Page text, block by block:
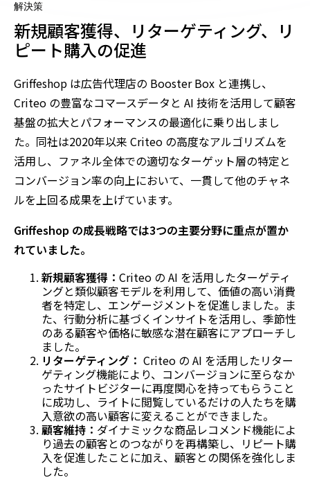
解決策
新規顧客獲得、リターゲティング、リ
ピート購入の促進
Griffeshop は広告代理店の Booster Box と連携し、
Criteo の豊富なコマースデータと AI 技術を活用して顧客
基盤の拡大とパフォーマンスの最適化に乗り出しまし
た。同社は2020年以来 Criteo の高度なアルゴリズムを
活用し、ファネル全体での適切なターゲット層の特定と
コンバージョン率の向上において、一貫して他のチャネ
ルを上回る成果を上げています。
Griffeshop の成長戦略では3つの主要分野に重点が置か
れていました。
新規顧客獲得： Criteo の AI を活用したターゲティ
ングと類似顧客モデルを利用して、価値の高い消費
者を特定し、エンゲージメントを促進しました。ま
た、行動分析に基づくインサイトを活用し、季節性
のある顧客や価格に敏感な潜在顧客にアプローチし
ました。
リターゲティング： Criteo の AI を活用したリター
ゲティング機能により、コンバージョンに至らなか
ったサイトビジターに再度関心を持ってもらうこと
に成功し、ライトに閲覧しているだけの人たちを購
入意欲の高い顧客に変えることができました。
顧客維持： ダイナミックな商品レコメンド機能によ
り過去の顧客とのつながりを再構築し、リピート購
入を促進したことに加え、顧客との関係を強化しま
した。